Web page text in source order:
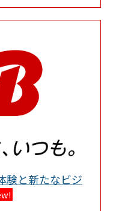
験と新たなビジ
Opens in New Tab